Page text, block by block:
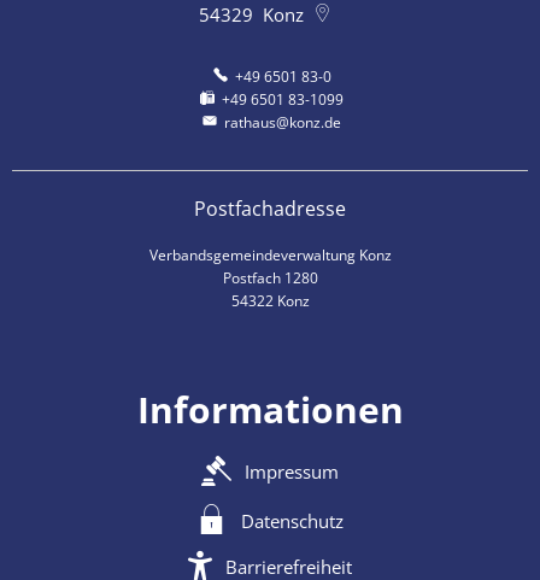
54329 Konz
+49 6501 83-0
+49 6501 83-1099
rathaus@konz.de
Postfachadresse
Verbandsgemeindeverwaltung Konz
Postfach 1280
54322 Konz
Informationen
Impressum
Datenschutz
Barrierefreiheit